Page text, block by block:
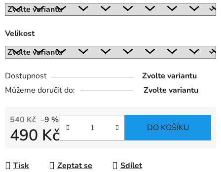
Velikost
Dostupnost
Zvolte variantu
Můžeme doručit do:
Zvolte variantu
540 Kč –9 %
490 Kč DO KOŠÍKU
Tisk Zeptat se Sdílet